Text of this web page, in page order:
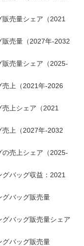
販売量シェア（2021
販売量（2027年-2032
販売量シェア（2025-
売上（2021年-2026
売上シェア（2021
売上（2027年-2032
の売上シェア（2025-
グバッグ収益：2021
グバッグ販売量
グバッグ販売量シェア
グバッグ販売量